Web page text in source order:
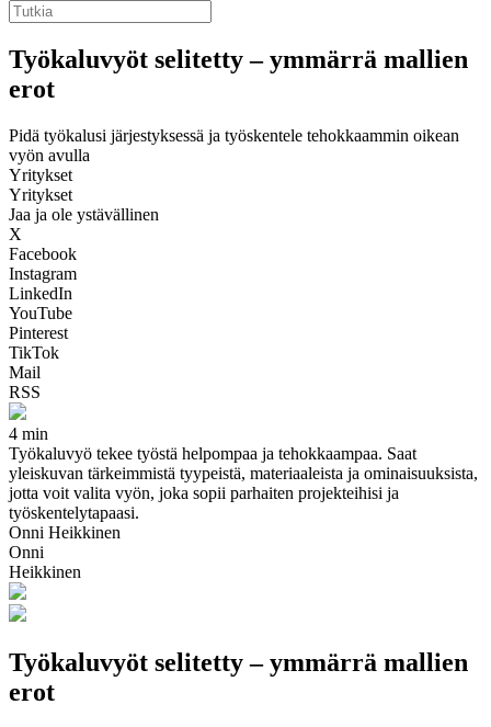
Työkaluvyöt selitetty – ymmärrä mallien
erot
Pidä työkalusi järjestyksessä ja työskentele tehokkaammin oikean
vyön avulla
Yritykset
Yritykset
Jaa ja ole ystävällinen
X
Facebook
Instagram
LinkedIn
YouTube
Pinterest
TikTok
Mail
RSS
4 min
Työkaluvyö tekee työstä helpompaa ja tehokkaampaa. Saat
yleiskuvan tärkeimmistä tyypeistä, materiaaleista ja ominaisuuksista,
jotta voit valita vyön, joka sopii parhaiten projekteihisi ja
työskentelytapaasi.
Onni Heikkinen
Onni
Heikkinen
Työkaluvyöt selitetty – ymmärrä mallien
erot